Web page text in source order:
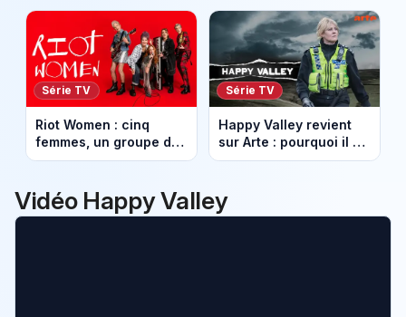
Série TV
Riot Women : cinq
femmes, un groupe de
rock et une folle
Série TV
Happy Valley revient
sur Arte : pourquoi il ne
faut pas rater ça
Vidéo Happy Valley